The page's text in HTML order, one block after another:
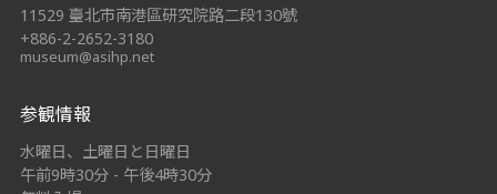
11529 臺北市南港區研究院路二段130號
+886-2-2652-3180
museum@asihp.net
参観情報
水曜日、土曜日と日曜日
午前9時30分 - 午後4時30分